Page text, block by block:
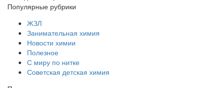
Популярные рубрики
ЖЗЛ
Занимательная химия
Новости химии
Полезное
С миру по нитке
Советская детская химия